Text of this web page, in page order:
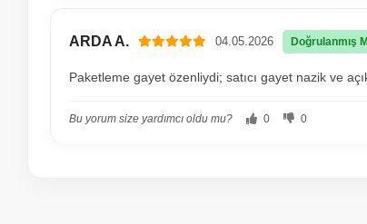
ARDA A. 04.05.2026 Doğrulanmış
Paketleme gayet özenliydi; satıcı gayet nazik ve
Bu yorum size yardımcı oldu mu? 0 0